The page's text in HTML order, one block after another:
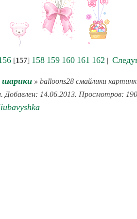
[157] 158 159 160 161 162 |
шарики» balloons28 смайлики
14.06.2013. Просмотров: